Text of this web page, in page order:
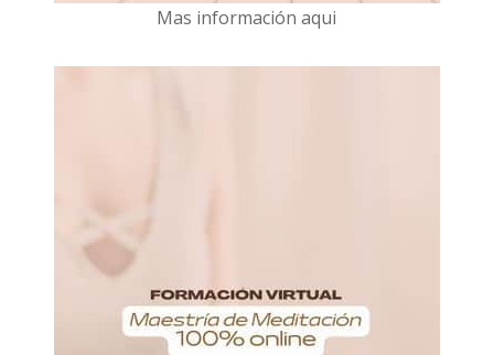
Mas información aqui